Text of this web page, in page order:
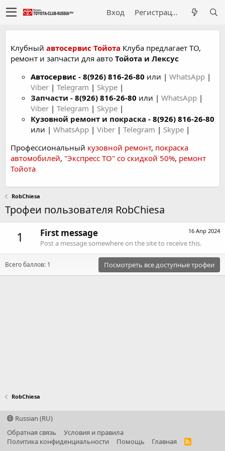
Вход Регистрация
Клубный автосервис Тойота Клуба предлагает ТО,
ремонт и запчасти для авто Тойота и Лексус
Автосервис - 8(926) 816-26-80 или | WhatsApp |
Viber | Telegram | Skype |
Запчасти - 8(926) 816-26-80 или | WhatsApp |
Viber | Telegram | Skype |
Кузовной ремонт и покраска - 8(926) 816-26-80
или | WhatsApp | Viber | Telegram | Skype |
Профессиональный кузовной ремонт, покраска
автомобилей, "Экспресс ТО" со скидкой 50%, ремонт
Тойота
RobChiesa
Трофеи пользователя RobChiesa
1 16 Апр 2024
First message
Post a message somewhere on the site to receive this.
Всего баллов: 1 Посмотреть все доступные трофеи
RobChiesa
Russian (RU)
Обратная связь
Условия и правила
Политика конфиденциальности
Помощь Главная
R